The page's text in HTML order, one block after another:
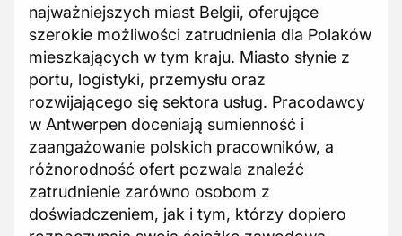
najważniejszych miast Belgii, oferujące
szerokie możliwości zatrudnienia dla Polaków
mieszkających w tym kraju. Miasto słynie z
portu, logistyki, przemysłu oraz
rozwijającego się sektora usług. Pracodawcy
w Antwerpen doceniają sumienność i
zaangażowanie polskich pracowników, a
różnorodność ofert pozwala znaleźć
zatrudnienie zarówno osobom z
doświadczeniem, jak i tym, którzy dopiero